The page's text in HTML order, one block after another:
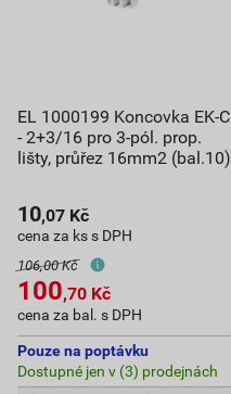
EL 1000199 Koncovka EK-C
- 2+3/16 pro 3-pól. prop.
lišty, průřez 16mm2 (bal.10)
10,07 Kč
cena za ks s DPH
106,00 Kč
100,70 Kč
cena za bal. s DPH
Pouze na poptávku
Dostupné jen v (3) prodejnách